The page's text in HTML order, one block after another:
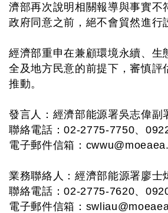
濟部再次說明相關報導與事實不
政府同意之前，絕不會貿然進行
經濟部重申在兼顧環境永續、生
全及地方民意的前提下，審慎評
推動。
發言人：經濟部能源署吳志偉副
聯絡電話：02-2775-7750、
電子郵件信箱：
業務聯絡人：經濟部能源署廖士
聯絡電話：02-2775-7620、
電子郵件信箱：